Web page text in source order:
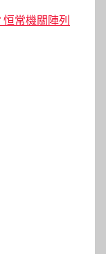
常機關陣列